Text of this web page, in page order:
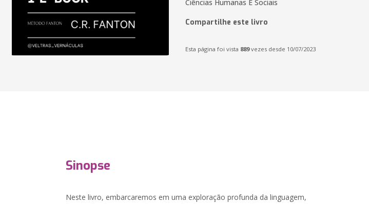
Ciências Humanas E Sociais
Compartilhe este livro
Esta página foi vista 889vezes desde 10/07/2023
Sinopse
Neste livro, embarcaremos em uma exploração profunda da linguagem,